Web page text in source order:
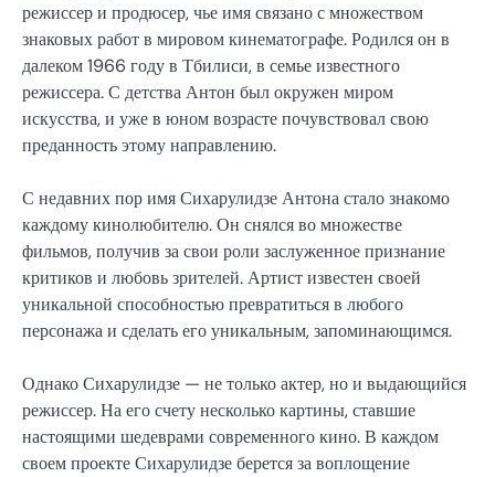
режиссер и продюсер, чье имя связано с множеством
знаковых работ в мировом кинематографе. Родился он в
далеком 1966 году в Тбилиси, в семье известного
режиссера. С детства Антон был окружен миром
искусства, и уже в юном возрасте почувствовал свою
преданность этому направлению.
С недавних пор имя Сихарулидзе Антона стало знакомо
каждому кинолюбителю. Он снялся во множестве
фильмов, получив за свои роли заслуженное признание
критиков и любовь зрителей. Артист известен своей
уникальной способностью превратиться в любого
персонажа и сделать его уникальным, запоминающимся.
Однако Сихарулидзе — не только актер, но и выдающийся
режиссер. На его счету несколько картины, ставшие
настоящими шедеврами современного кино. В каждом
своем проекте Сихарулидзе берется за воплощение